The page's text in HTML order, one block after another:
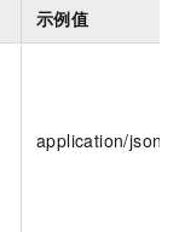
示例值
application/